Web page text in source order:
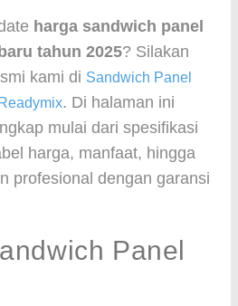
harga sandwich panel
tahun 2025? Silakan
kami di Sandwich Panel
. Di halaman ini
mulai dari spesifikasi
harga, manfaat, hingga
profesional dengan garansi
Panel